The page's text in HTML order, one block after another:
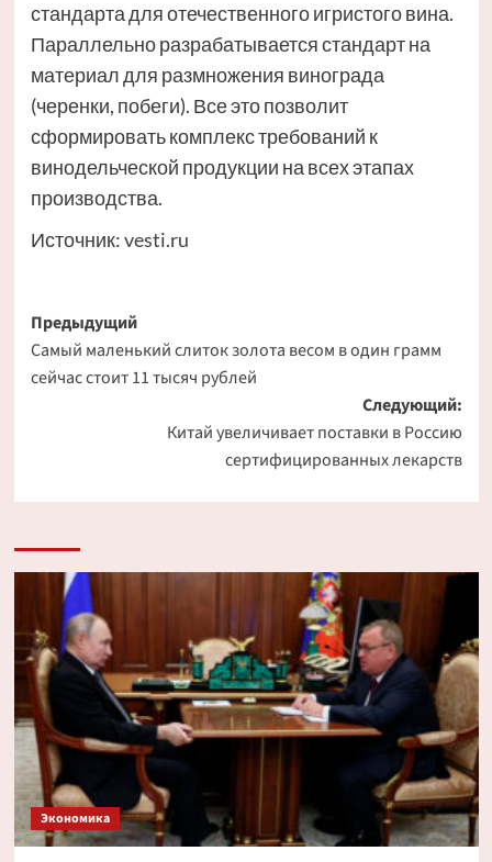
стандарта для отечественного игристого вина.
Параллельно разрабатывается стандарт на
материал для размножения винограда
(черенки, побеги). Все это позволит
сформировать комплекс требований к
винодельческой продукции на всех этапах
производства.
Источник:vesti.ru
Навигация
записи
Предыдущий
Самый маленький слиток золота весом в один грамм
сейчас стоит 11 тысяч рублей
Следующий:
Китай увеличивает поставки в Россию
сертифицированных лекарств
Экономика